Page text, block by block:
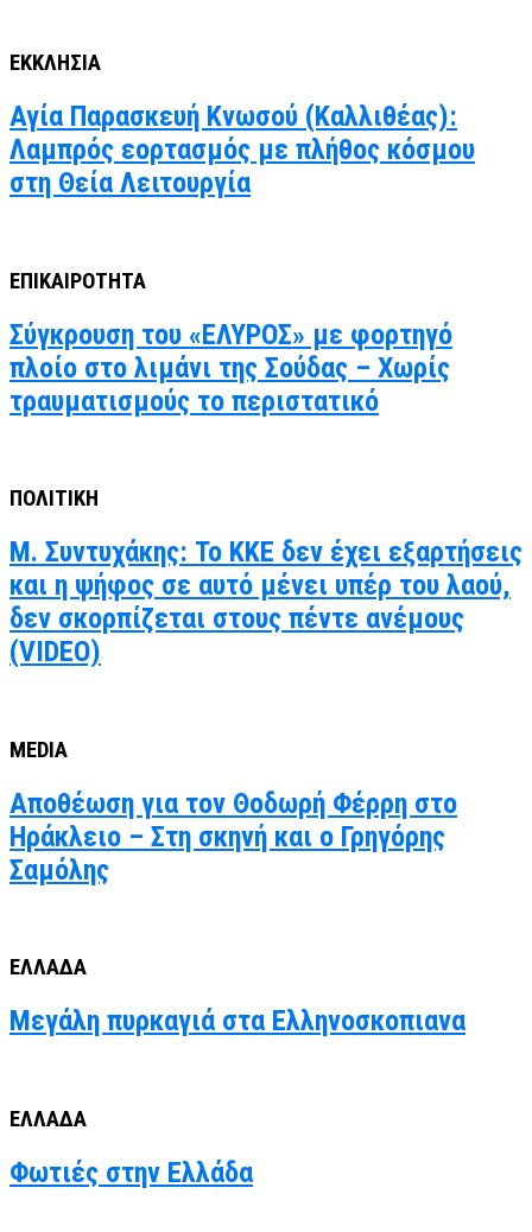
ΕΚΚΛΗΣΙΑ
Αγία Παρασκευή Κνωσού (Καλλιθέας):
Λαμπρός εορτασμός με πλήθος κόσμου
στη Θεία Λειτουργία
ΕΠΙΚΑΙΡΟΤΗΤΑ
Σύγκρουση του «ΕΛΥΡΟΣ» με φορτηγό
πλοίο στο λιμάνι της Σούδας – Χωρίς
τραυματισμούς το περιστατικό
ΠΟΛΙΤΙΚΗ
Μ. Συντυχάκης: Το ΚΚΕ δεν έχει εξαρτήσεις
και η ψήφος σε αυτό μένει υπέρ του λαού,
δεν σκορπίζεται στους πέντε ανέμους
(VIDEO)
MEDIA
Αποθέωση για τον Θοδωρή Φέρρη στο
Ηράκλειο – Στη σκηνή και ο Γρηγόρης
Σαμόλης
ΕΛΛΑΔΑ
Μεγάλη πυρκαγιά στα Ελληνοσκοπιανα
ΕΛΛΑΔΑ
Φωτιές στην Ελλάδα